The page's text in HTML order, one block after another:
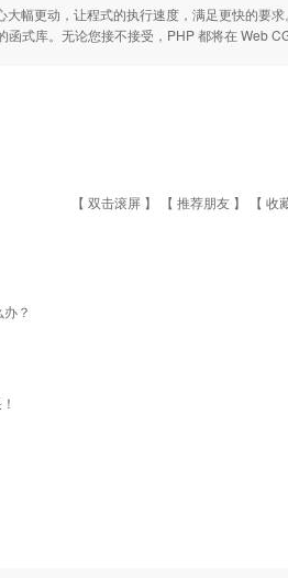
幅更动，让程式的执行速度，满足更快的要
式库。无论您接不接受，PHP 都将在 Web
【 双击滚屏 】 【 推荐朋友 】 【 收
？